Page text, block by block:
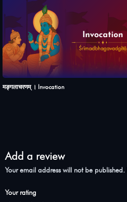
मङ्गलाचरणम् । Invocation
Add a review
Your email address will not be published.
Your rating